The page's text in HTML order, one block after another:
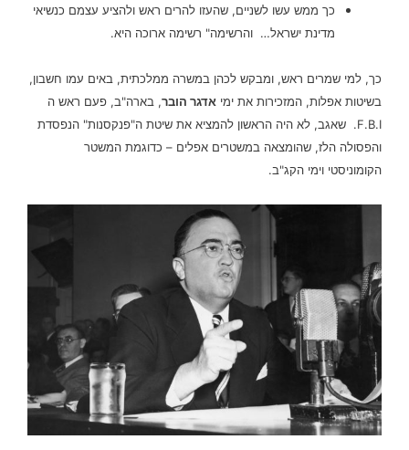
כך ממש עשו לשניים, שהעזו להרים ראש ולהציע עצמם כנשיאי
מדינת ישראל… והרשימה" רשימה ארוכה היא.
כך, למי שמרים ראש, ומבקש לכהן במשרה ממלכתית, באים עמו חשבון,
בשיטות אפלות, המזכירות את ימי אדגר הובר, בארה"ב, פעם ראש ה
F.B.I. שאגב, לא היה הראשון להמציא את שיטת ה"פנקסנות" הנפסדת
והפסולה הלז, שהומצאה במשטרים אפלים – כדוגמת המשטר
הקומוניסטי וימי הקג"ב.